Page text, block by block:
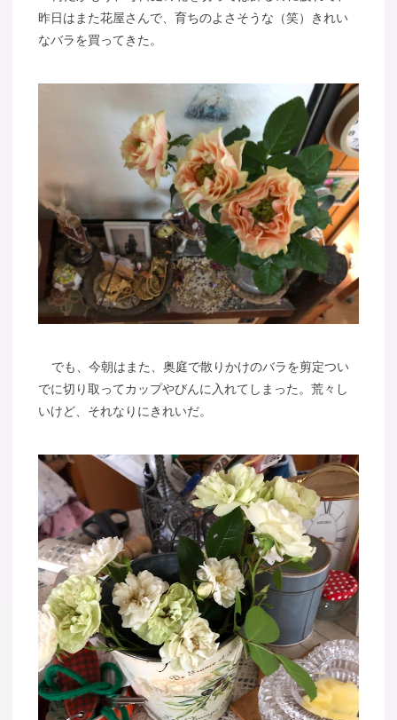
昨日はまた花屋さんで、育ちのよさそうな（笑）きれい
なバラを買ってきた。
でも、今朝はまた、奥庭で散りかけのバラを剪定つい
でに切り取ってカップやびんに入れてしまった。荒々し
いけど、それなりにきれいだ。